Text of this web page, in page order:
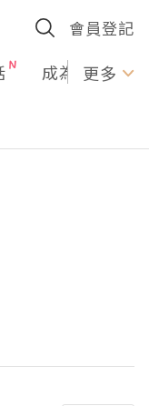
會員登記
成為U更多